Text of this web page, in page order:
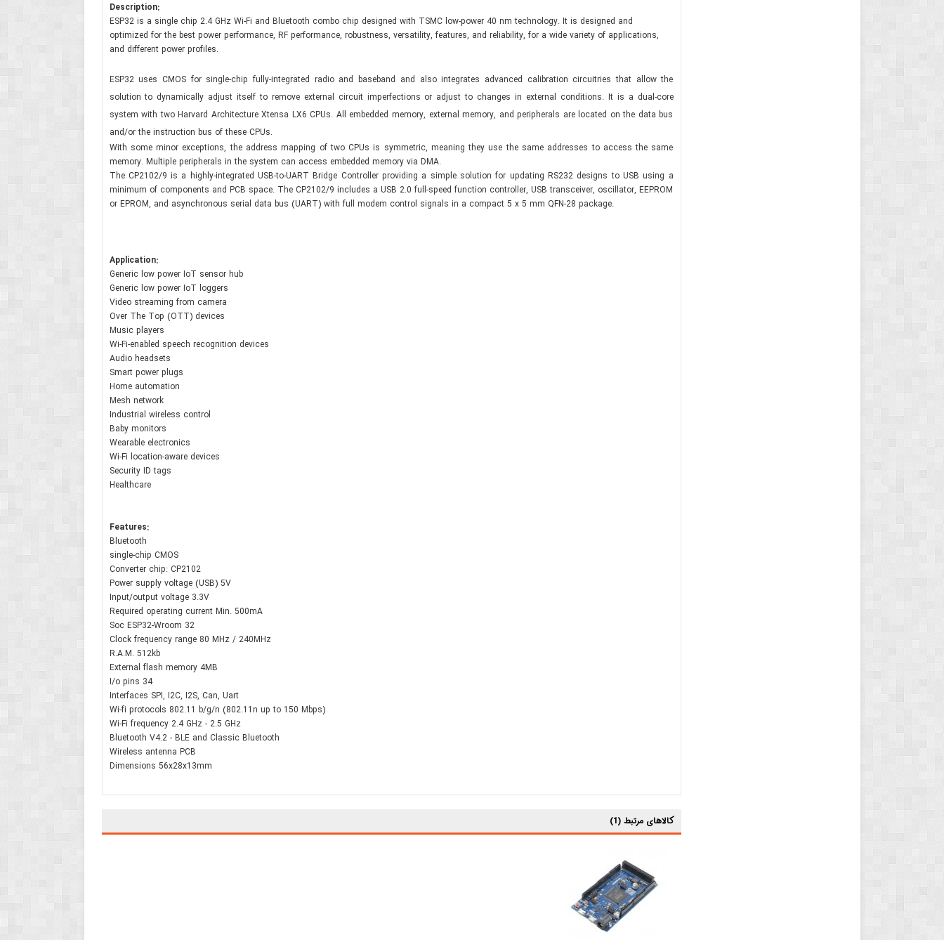
Description:
ESP32 is a single chip 2.4 GHz Wi-Fi and Bluetooth combo chip designed with TSMC low-power 40 nm technology. It is designed and
optimized for the best power performance, RF performance, robustness, versatility, features, and reliability, for a wide variety of applications,
and different power profiles.
ESP32 uses CMOS for single-chip fully-integrated radio and baseband and also integrates advanced calibration circuitries that allow the
solution to dynamically adjust itself to remove external circuit imperfections or adjust to changes in external conditions. It is a dual-core
system with two Harvard Architecture Xtensa LX6 CPUs. All embedded memory, external memory, and peripherals are located on the data bus
and/or the instruction bus of these CPUs.
With some minor exceptions, the address mapping of two CPUs is symmetric, meaning they use the same addresses to access the same
memory. Multiple peripherals in the system can access embedded memory via DMA.
The CP2102/9 is a highly-integrated USB-to-UART Bridge Controller providing a simple solution for updating RS232 designs to USB using a
minimum of components and PCB space. The CP2102/9 includes a USB 2.0 full-speed function controller, USB transceiver, oscillator, EEPROM
or EPROM, and asynchronous serial data bus (UART) with full modem control signals in a compact 5 x 5 mm QFN-28 package.
Application:
Generic low power IoT sensor hub
Generic low power IoT loggers
Video streaming from camera
Over The Top (OTT) devices
Music players
Wi-Fi-enabled speech recognition devices
Audio headsets
Smart power plugs
Home automation
Mesh network
Industrial wireless control
Baby monitors
Wearable electronics
Wi-Fi location-aware devices
Security ID tags
Healthcare
Features:
Bluetooth
single-chip CMOS
Converter chip: CP2102
Power supply voltage (USB) 5V
Input/output voltage 3.3V
Required operating current Min. 500mA
Soc ESP32-Wroom 32
Clock frequency range 80 MHz / 240MHz
R.A.M. 512kb
External flash memory 4MB
I/o pins 34
Interfaces SPI, I2C, I2S, Can, Uart
Wi-fi protocols 802.11 b/g/n (802.11n up to 150 Mbps)
Wi-Fi frequency 2.4 GHz - 2.5 GHz
Bluetooth V4.2 - BLE and Classic Bluetooth
Wireless antenna PCB
Dimensions 56x28x13mm
کالاهای مرتبط (1)